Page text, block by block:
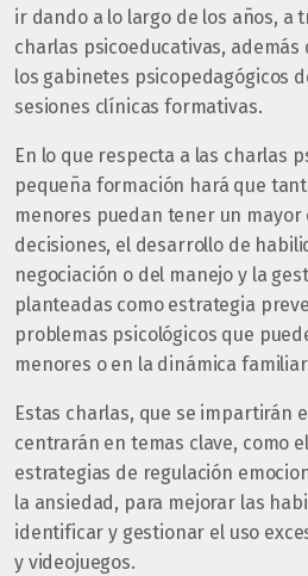
ir dando a lo largo de los años, a
charlas psicoeducativas,
los gabinetes psicopedagógicos
sesiones clínicas formativas.
En lo que respecta a las charlas
pequeña formación hará que
menores puedan tener un
decisiones, el desarrollo de
negociación o del manejo y la
planteadas como estrategia
problemas psicológicos que
menores o en la dinámica
Estas charlas, que se impartirán
centrarán en temas clave, como
estrategias de regulación
la ansiedad, para mejorar las
identificar y gestionar el uso
y videojuegos.